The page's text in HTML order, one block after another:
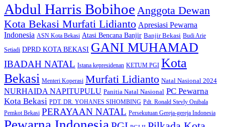
Abdul Harris Bobihoe Anggota Dewan
Kota Bekasi Murfati Lidianto Apresiasi Pewarna
Indonesia ASN Kota Bekasi Atasi Bencana Banjir Banjir Bekasi Budi Arie
Setiadi DPRD KOTA BEKASI GANI MUHAMAD
IBADAH NATAL Istana kepresidenan KETUM PGI Kota
Bekasi Menteri Koperasi Murfati Lidianto Natal Nasional 2024
NURHAIDA NAPITUPULU Panitia Natal Nasional PC Pewarna
Kota Bekasi PDT. DR. YOHANES SIHOMBING Pdt. Ronald Stevly Onibala
Pemkot Bekasi PERAYAAN NATAL Persekutuan Gereja-gereja Indonesia